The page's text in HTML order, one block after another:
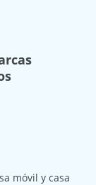
móvil y casa